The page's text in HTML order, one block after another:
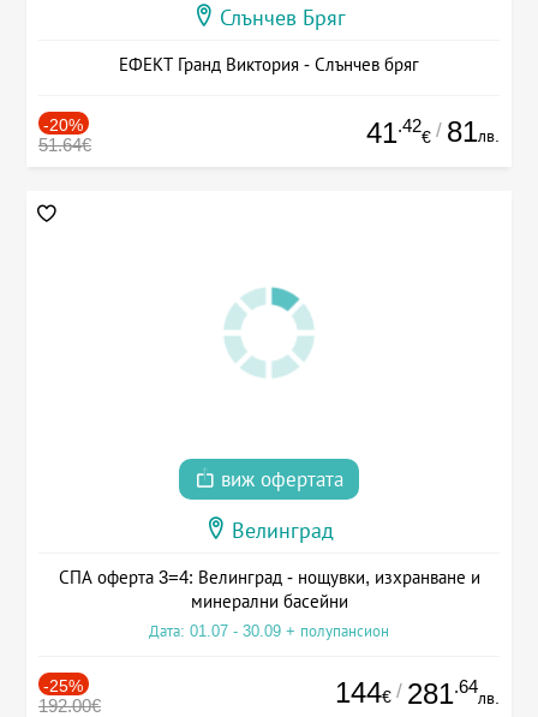
Слънчев Бряг
ЕФЕКТ Гранд Виктория - Слънчев бряг
-20%
51.64€ 41.42
€ / 81лв.
виж офертата
Велинград
СПА оферта 3=4: Велинград - нощувки, изхранване и
минерални басейни
Дата: 01.07 - 30.09 + полупансион
-25%
192.00€ 144€ / 281.64
лв.